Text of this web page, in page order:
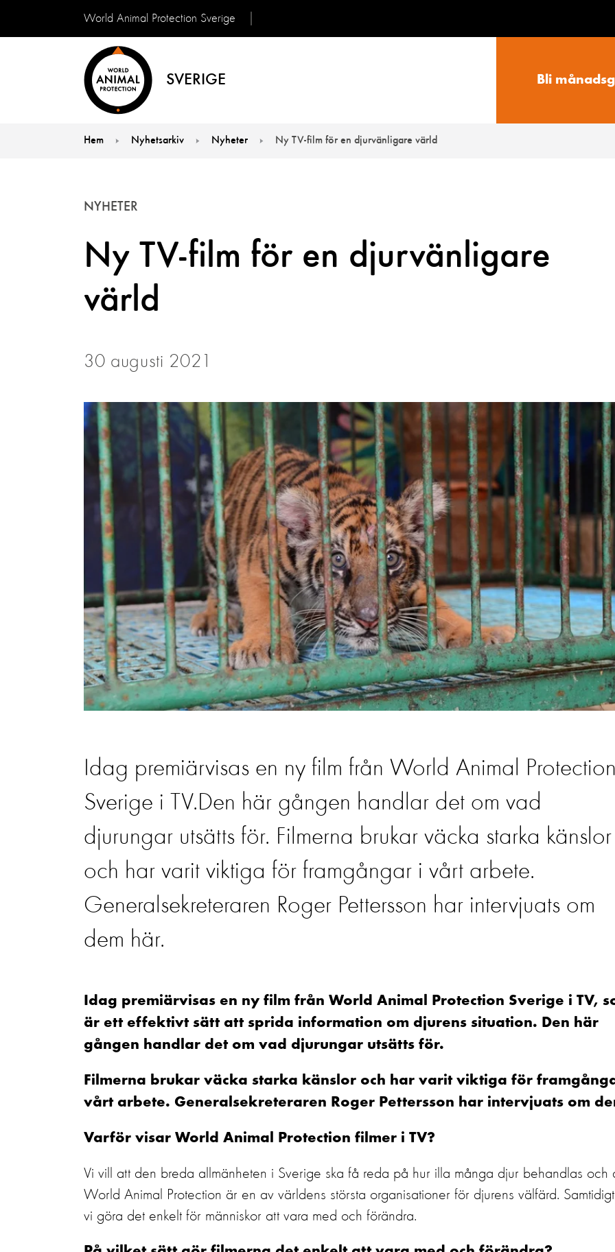
World Animal Protection Sverige
SVERIGE Bli
Hem Nyhetsarkiv Nyheter Ny TV-film för en djurvänligare värld
Ny TV-film för en djurvänligare
värld
NYHETER
30 augusti 2021
Idag premiärvisas en ny film från World Animal
Sverige i TV.Den här gången handlar det om vad
djurungar utsätts för. Filmerna brukar väcka starka känslor
och har varit viktiga för framgångar i vårt arbete.
Generalsekreteraren Roger Pettersson har intervjuats om
dem här.
Idag premiärvisas en ny film från World Animal Protection Sverige i TV,
är ett effektivt sätt att sprida information om djurens situation. Den här
gången handlar det om vad djurungar utsätts för.
Filmerna brukar väcka starka känslor och har varit viktiga för
vårt arbete. Generalsekreteraren Roger Pettersson har intervjuats om
Varför visar World Animal Protection filmer i TV?
Vi vill att den breda allmänheten i Sverige ska få reda på hur illa många djur behandlas och
World Animal Protection är en av världens största organisationer för djurens välfärd.
vi göra det enkelt för människor att vara med och förändra.